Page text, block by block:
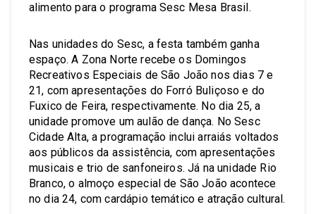
alimento para o programa Sesc Mesa Brasil.
Nas unidades do Sesc, a festa também ganha
espaço. A Zona Norte recebe os Domingos
Recreativos Especiais de São João nos dias 7 e
21, com apresentações do Forró Buliçoso e do
Fuxico de Feira, respectivamente. No dia 25, a
unidade promove um aulão de dança. No Sesc
Cidade Alta, a programação inclui arraiás voltados
aos públicos da assistência, com apresentações
musicais e trio de sanfoneiros. Já na unidade Rio
Branco, o almoço especial de São João acontece
no dia 24, com cardápio temático e atração cultural.